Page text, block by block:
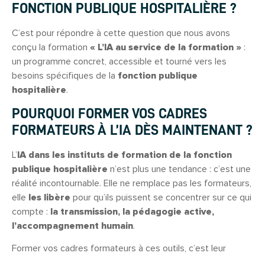
FONCTION PUBLIQUE HOSPITALIÈRE ?
C’est pour répondre à cette question que nous avons
conçu la formation « L’IA au service de la formation » :
un programme concret, accessible et tourné vers les
besoins spécifiques de la fonction publique
hospitalière.
POURQUOI FORMER VOS CADRES
FORMATEURS À L’IA DÈS MAINTENANT ?
L’IA dans les instituts de formation de la fonction
publique hospitalière n’est plus une tendance : c’est une
réalité incontournable. Elle ne remplace pas les formateurs,
elle les libère pour qu’ils puissent se concentrer sur ce qui
compte : la transmission, la pédagogie active,
l’accompagnement humain.
Former vos cadres formateurs à ces outils, c’est leur